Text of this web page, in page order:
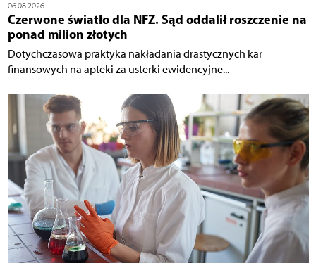
06.08.2026
Czerwone światło dla NFZ. Sąd oddalił roszczenie na
ponad milion złotych
Dotychczasowa praktyka nakładania drastycznych kar
finansowych na apteki za usterki ewidencyjne...